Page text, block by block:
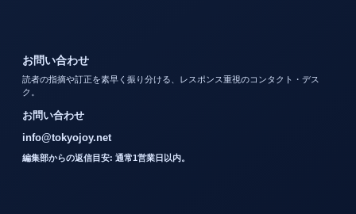
お問い合わせ
読者の指摘や訂正を素早く振り分ける、レスポンス重視のコンタクト・デス
ク。
お問い合わせ
info@tokyojoy.net
編集部からの返信目安: 通常1営業日以内。